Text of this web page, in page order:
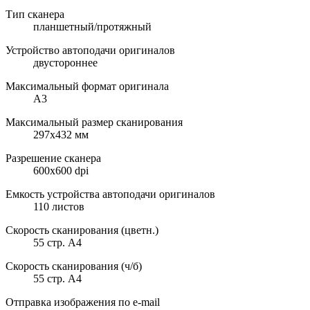
Тип сканера
планшетный/протяжный
Устройство автоподачи оригиналов
двустороннее
Максимальный формат оригинала
A3
Максимальный размер сканирования
297x432 мм
Разрешение сканера
600x600 dpi
Емкость устройства автоподачи оригиналов
110 листов
Скорость сканирования (цветн.)
55 стр. А4
Скорость сканирования (ч/б)
55 стр. А4
Отправка изображения по e-mail